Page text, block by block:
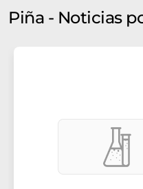
Piña - Noticias